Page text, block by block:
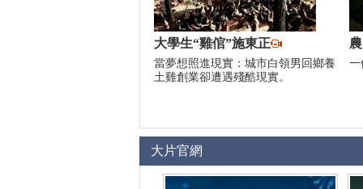
大學生“雞倌”施東正
當夢想照進現實：城市白領男回鄉養
土雞創業卻遭遇殘酷現實。
一
大片官網